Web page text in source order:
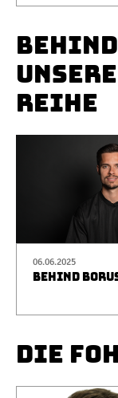
REIHE
06.06.2025
BEHIND
DIE